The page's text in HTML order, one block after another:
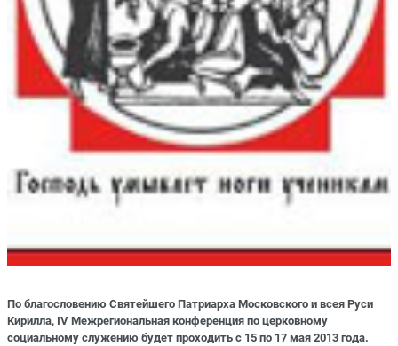
По благословению Святейшего Патриарха Московского и всея Руси
Кирилла, IV Межрегиональная конференция по церковному
социальному служению будет проходить с 15 по 17 мая 2013 года.